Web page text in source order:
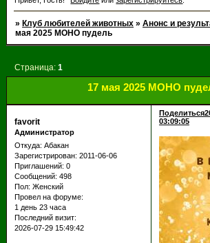
»Клуб любителей животных »Анонс и
мая 2025 МОНО пудель
17 мая 2025 МОНО
Страница:1
Поделиться
03:09:05
favorit
Администратор
Откуда: Абакан
Зарегистрирован: 2011-06-06
Приглашений: 0
Сообщений: 498
Пол: Женский
Провел на форуме:
1 день 23 часа
Последний визит:
2026-07-29 15:49:42